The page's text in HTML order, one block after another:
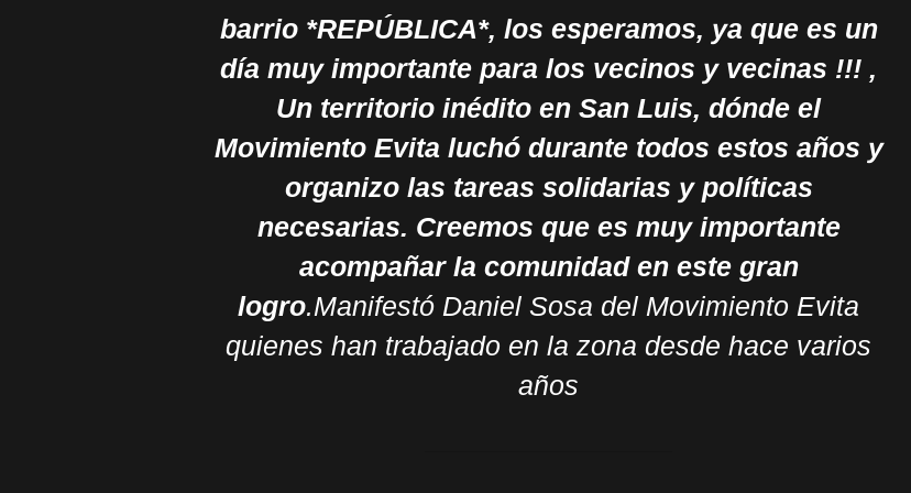
barrio *REPÚBLICA*, los esperamos, ya que es un
día muy importante para los vecinos y vecinas !!! ,
Un territorio inédito en San Luis, dónde el
Movimiento Evita luchó durante todos estos años y
organizo las tareas solidarias y políticas
necesarias. Creemos que es muy importante
acompañar la comunidad en este gran
logro.Manifestó Daniel Sosa del Movimiento Evita
quienes han trabajado en la zona desde hace varios
años